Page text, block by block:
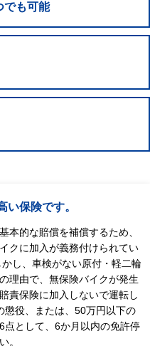
でも可能
い保険です。
本的な賠償を補償するため、
クに加入が義務付けられてい
し、車検がない原付・軽二輪
理由で、無保険バイクが発生
責保険に加入しないで運転し
懲役、または、50万円以下の
点として、6か月以内の免許停
。